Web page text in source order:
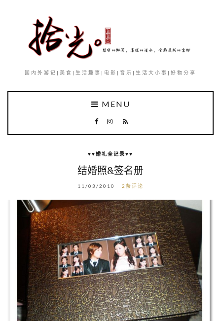
国内外游记|美食|生活趣事|电影|音乐|生活大小事|好物分享
MENU
♥♥婚礼全记录♥♥
结婚照&签名册
11/03/2010 2条评论